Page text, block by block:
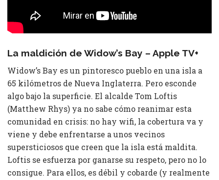
La maldición de Widow’s Bay – Apple TV+
Widow’s Bay es un pintoresco pueblo en una isla a
65 kilómetros de Nueva Inglaterra. Pero esconde
algo bajo la superficie. El alcalde Tom Loftis
(Matthew Rhys) ya no sabe cómo reanimar esta
comunidad en crisis: no hay wifi, la cobertura va y
viene y debe enfrentarse a unos vecinos
supersticiosos que creen que la isla está maldita.
Loftis se esfuerza por ganarse su respeto, pero no lo
consigue. Para ellos, es débil y cobarde (y realmente